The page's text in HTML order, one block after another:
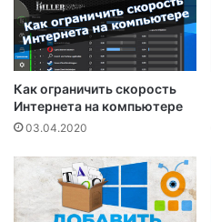
Как ограничить скорость
Интернета на компьютере
03.04.2020